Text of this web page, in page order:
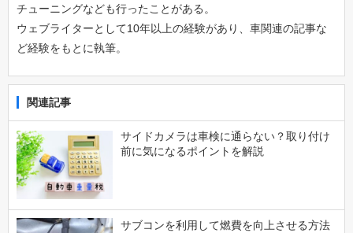
チューニングなども行ったことがある。
ウェブライターとして10年以上の経験があり、車関連の記事な
ど経験をもとに執筆。
関連記事
サイドカメラは車検に通らない？取り付け
前に気になるポイントを解説
サブコンを利用して燃費を向上させる方法